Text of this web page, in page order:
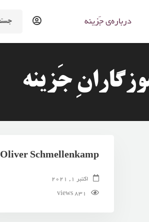
درباره‌ی جَزینه
Search
جَزینه
Oliver Schmellenkamp
اکتبر 1, 2021
831 views